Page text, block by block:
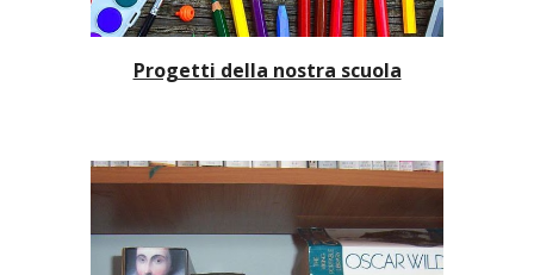
Progetti della nostra scuola